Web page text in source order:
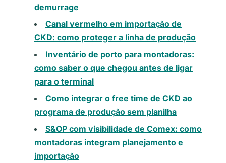
demurrage
Canal vermelho em importação de
CKD: como proteger a linha de produção
Inventário de porto para montadoras:
como saber o que chegou antes de ligar
para o terminal
Como integrar o free time de CKD ao
programa de produção sem planilha
S&OP com visibilidade de Comex: como
montadoras integram planejamento e
importação